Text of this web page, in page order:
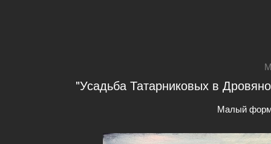
"Усадьба Татарниковых в
Малый